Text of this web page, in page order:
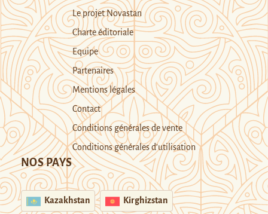
Le projet Novastan
Charte éditoriale
Equipe
Partenaires
Mentions légales
Contact
Conditions générales de vente
Conditions générales d’utilisation
NOS PAYS
Kazakhstan Kirghizstan